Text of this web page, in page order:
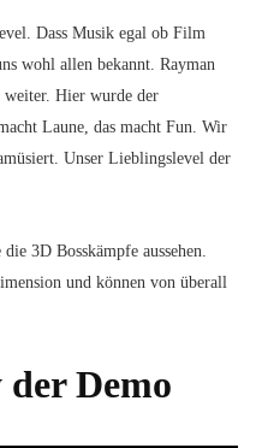
Dass Musik egal ob Film
wohl allen bekannt. Rayman
weiter. Hier wurde der
Laune, das macht Fun. Wir
Unser Lieblingslevel der
3D Bosskämpfe aussehen.
und können von überall
der Demo